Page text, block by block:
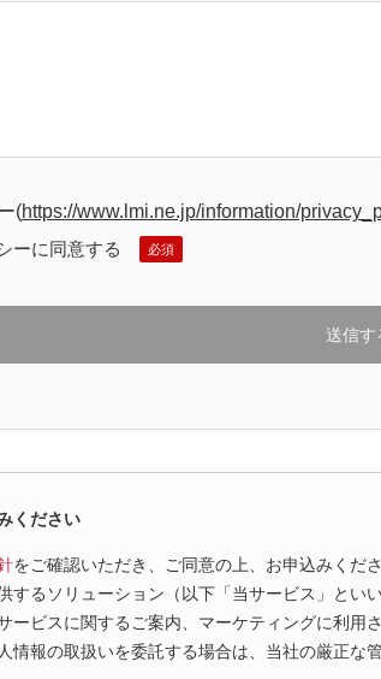
(https://www.lmi.ne.jp/information/
ーに同意する
ください
をご確認いただき、ご同意の上、お申込みくだ
するソリューション（以下「当サービス」と
ービスに関するご案内、マーケティングに利用
情報の取扱いを委託する場合は、当社の厳正な